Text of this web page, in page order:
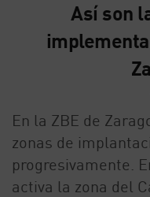
Así son
En la ZBE de
zonas de
progresivamente.
activa la zona del